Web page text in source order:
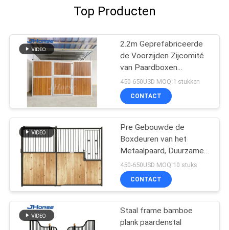
Top Producten
2.2m Geprefabriceerde
de Voorzijden Zijcomité
van Paardboxen
Verdelingenverdelers
10ft 12ft
450-650USD MOQ:1 stukken
CONTACT
Pre Gebouwde de
Boxdeuren van het
Metaalpaard, Duurzame
Ruiter de Boxvoorzijden
van de Paardschuur
450-650USD MOQ:10 stuks
CONTACT
Staal frame bamboe
plank paardenstal